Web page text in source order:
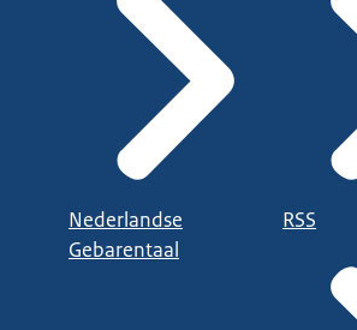
Nederlandse
Gebarentaal
RSS